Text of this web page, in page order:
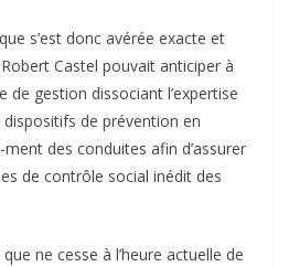
s’est donc avérée exacte et
Castel pouvait anticiper à
de gestion dissociant l’expertise
de prévention en
des conduites afin d’assurer
de contrôle social inédit des
ne cesse à l’heure actuelle de